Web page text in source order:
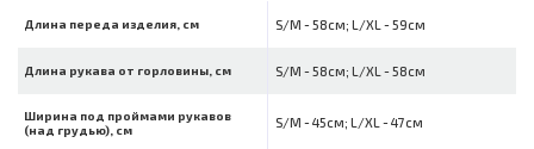
Длина переда изделия, см S/M - 58см; L/XL - 59см
Длина рукава от горловины, см S/M - 58см; L/XL - 58см
Ширина под проймами рукавов
(над грудью), см
S/M - 45см; L/XL - 47см